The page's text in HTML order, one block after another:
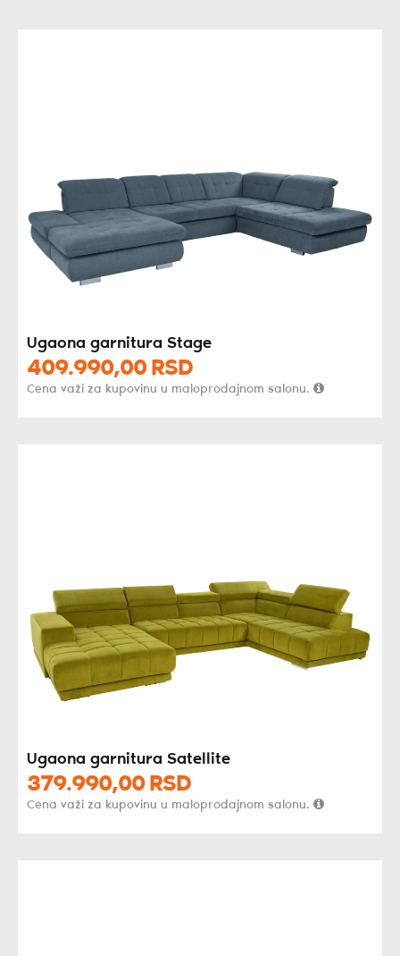
Ugaona garnitura Stage
409.990,00 RSD
Cena važi za kupovinu u maloprodajnom salonu.
Ugaona garnitura Satellite
379.990,00 RSD
Cena važi za kupovinu u maloprodajnom salonu.